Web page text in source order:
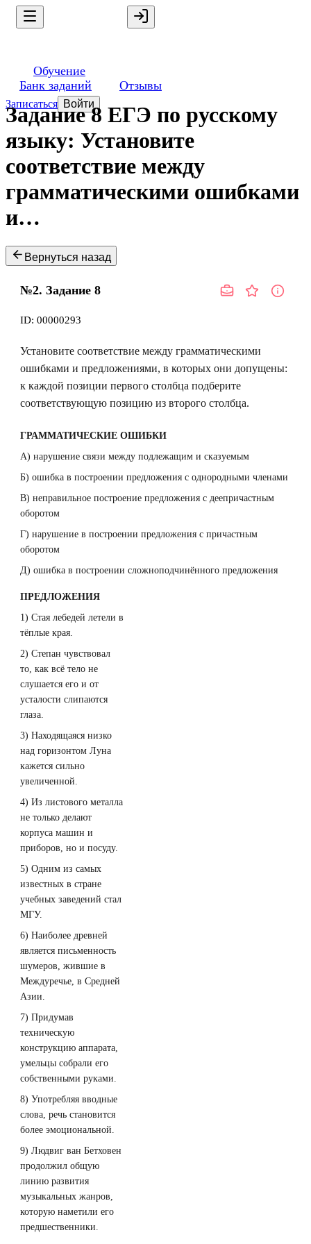
Обучение
Банк заданий
Отзывы
Записаться Войти
Задание 8 ЕГЭ по русскому
языку: Установите
соответствие между
грамматическими ошибками
и…
Вернуться назад
№2. Задание 8
ID: 00000293
Установите соответствие между грамматическими
ошибками и предложениями, в которых они допущены:
к каждой позиции первого столбца подберите
соответствующую позицию из второго столбца.
ГРАММАТИЧЕСКИЕ ОШИБКИ
А) нарушение связи между подлежащим и сказуемым
Б) ошибка в построении предложения с однородными членами
В) неправильное построение предложения с деепричастным
оборотом
Г) нарушение в построении предложения с причастным
оборотом
Д) ошибка в построении сложноподчинённого предложения
ПРЕДЛОЖЕНИЯ
1) Стая лебедей летели в
тёплые края.
2) Степан чувствовал
то, как всё тело не
слушается его и от
усталости слипаются
глаза.
3) Находящаяся низко
над горизонтом Луна
кажется сильно
увеличенной.
4) Из листового металла
не только делают
корпуса машин и
приборов, но и посуду.
5) Одним из самых
известных в стране
учебных заведений стал
МГУ.
6) Наиболее древней
является письменность
шумеров, жившие в
Междуречье, в Средней
Азии.
7) Придумав
техническую
конструкцию аппарата,
умельцы собрали его
собственными руками.
8) Употребляя вводные
слова, речь становится
более эмоциональной.
9) Людвиг ван Бетховен
продолжил общую
линию развития
музыкальных жанров,
которую наметили его
предшественники.